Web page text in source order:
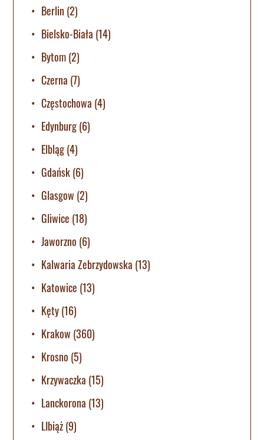
Berlin (2)
Bielsko-Biała (14)
Bytom(2)
Czerna (7)
Częstochowa (4)
Edynburg(6)
Elbląg(4)
Gdańsk(6)
Glasgow (2)
Gliwice (18)
Jaworzno (6)
Kalwaria Zebrzydowska (13)
Katowice (13)
Kęty(16)
Krakow (360)
Krosno (5)
Krzywaczka (15)
Lanckorona (13)
LIbiąż(9)